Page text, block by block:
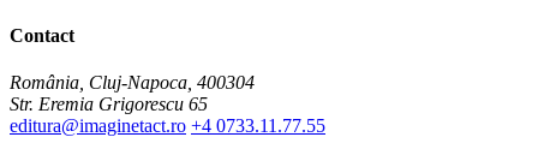
Contact
România, Cluj-Napoca, 400304
Str. Eremia Grigorescu 65
editura@imaginetact.ro +4 0733.11.77.55